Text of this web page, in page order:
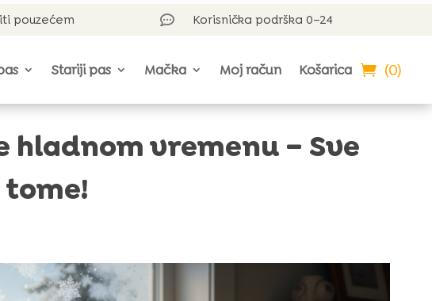
pouzećem  Korisnička podrška 0–24
Stariji pas Mačka Moj račun Košarica (0)
hladnom vremenu – Sve